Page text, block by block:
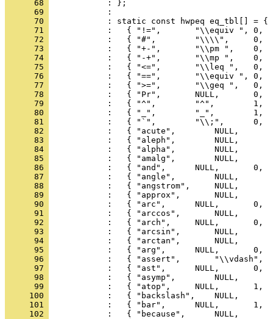
      68
      69
      70
      71
      72
      73
      74
      75
      76
      77
      78
      79
      80
      81
      82
      83
      84
      85
      86
      87
      88
      89
      90
      91
      92
      93
      94
      95
      96
      97
      98
      99
     100
     101
     102